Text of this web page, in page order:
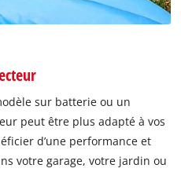
sur batterie ou un
peut être plus adapté à vos
d’une performance et
votre garage, votre jardin ou